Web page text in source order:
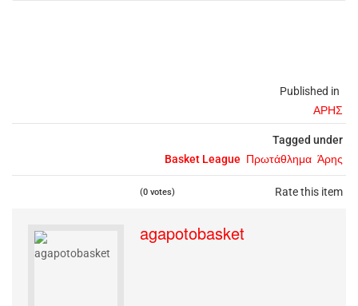
Published in
ΑΡΗΣ
Tagged under
Basket League Πρωτάθλημα Άρης
Rate this item
(0 votes)
agapotobasket